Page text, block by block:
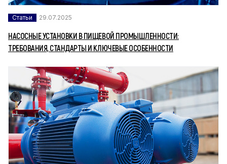
Статьи 29.07.2025
НАСОСНЫЕ УСТАНОВКИ В ПИЩЕВОЙ ПРОМЫШЛЕННОСТИ:
ТРЕБОВАНИЯ, СТАНДАРТЫ И КЛЮЧЕВЫЕ ОСОБЕННОСТИ